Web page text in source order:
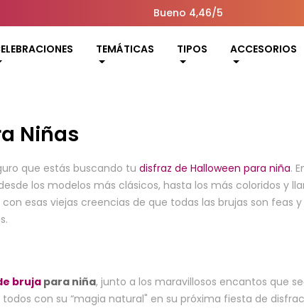
Bueno 4,46/5
TEMÁTICAS TIPOS ACCESORIOS
Niñas
que estás buscando tu disfraz de Halloween para niña.
los modelos más clásicos, hasta los más coloridos y
esas viejas creencias de que todas las brujas son feas
brujapara niña, junto a los maravillosos encantos que
con su “magia natural" en su próxima fiesta de